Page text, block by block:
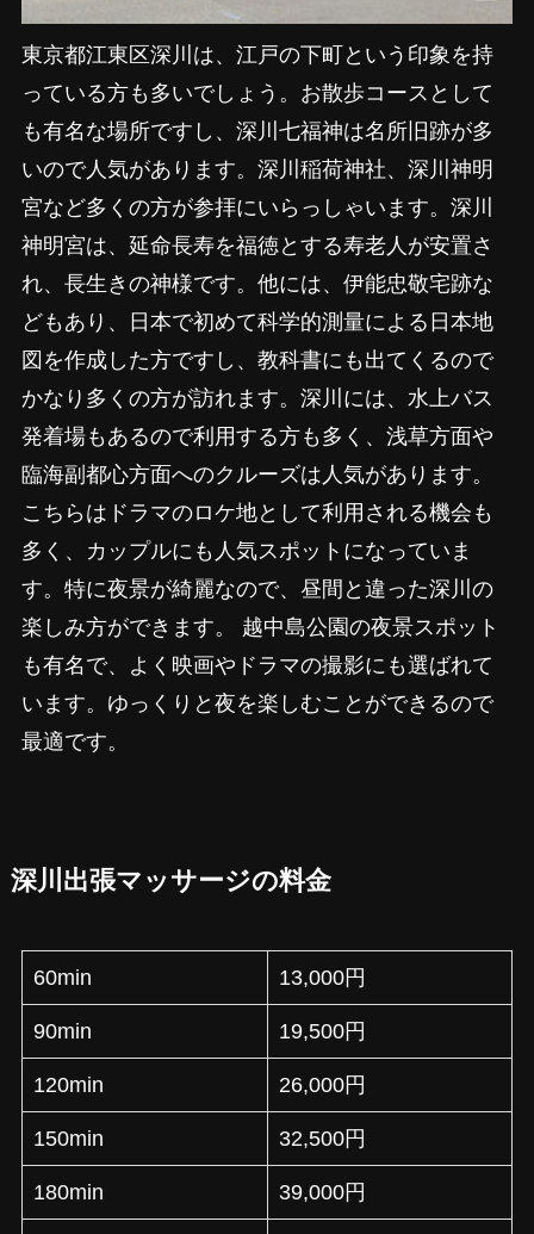
東京都江東区深川は、江戸の下町という印象を持
っている方も多いでしょう。お散歩コースとして
も有名な場所ですし、深川七福神は名所旧跡が多
いので人気があります。深川稲荷神社、深川神明
宮など多くの方が参拝にいらっしゃいます。深川
神明宮は、延命長寿を福徳とする寿老人が安置さ
れ、長生きの神様です。他には、伊能忠敬宅跡な
どもあり、日本で初めて科学的測量による日本地
図を作成した方ですし、教科書にも出てくるので
かなり多くの方が訪れます。深川には、水上バス
発着場もあるので利用する方も多く、浅草方面や
臨海副都心方面へのクルーズは人気があります。
こちらはドラマのロケ地として利用される機会も
多く、カップルにも人気スポットになっていま
す。特に夜景が綺麗なので、昼間と違った深川の
楽しみ方ができます。 越中島公園の夜景スポット
も有名で、よく映画やドラマの撮影にも選ばれて
います。ゆっくりと夜を楽しむことができるので
最適です。
深川出張マッサージの料金
60min 13,000円
90min 19,500円
120min 26,000円
150min 32,500円
180min 39,000円